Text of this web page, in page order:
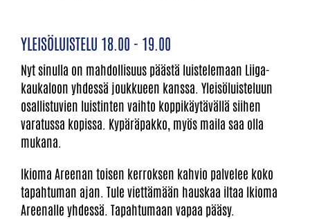
YLEISÖLUISTELU 18.00 - 19.00
Nyt sinulla on mahdollisuus päästä luistelemaan Liiga-
kaukaloon yhdessä joukkueen kanssa. Yleisöluisteluun
osallistuvien luistinten vaihto koppikäytävällä siihen
varatussa kopissa. Kypäräpakko, myös maila saa olla
mukana.
Ikioma Areenan toisen kerroksen kahvio palvelee koko
tapahtuman ajan. Tule viettämään hauskaa iltaa Ikioma
Areenalle yhdessä. Tapahtumaan vapaa pääsy.